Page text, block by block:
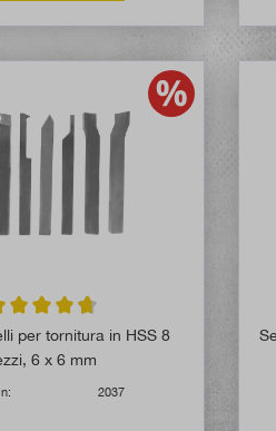
media di 4.7 su 5 stelle
per tornitura in HSS 8
6 x 6 mm
2037